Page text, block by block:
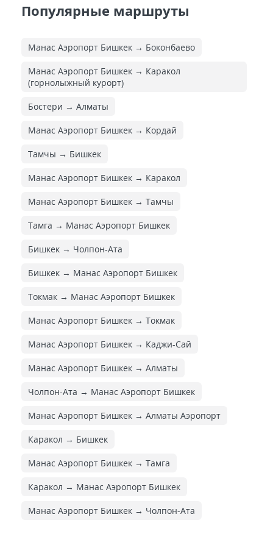
Популярные маршруты
Манас Аэропорт Бишкек → Боконбаево
Манас Аэропорт Бишкек → Каракол
(горнолыжный курорт)
Бостери → Алматы
Манас Аэропорт Бишкек → Кордай
Тамчы → Бишкек
Манас Аэропорт Бишкек → Каракол
Манас Аэропорт Бишкек → Тамчы
Тамга → Манас Аэропорт Бишкек
Бишкек → Чолпон-Ата
Бишкек → Манас Аэропорт Бишкек
Токмак → Манас Аэропорт Бишкек
Манас Аэропорт Бишкек → Токмак
Манас Аэропорт Бишкек → Каджи-Сай
Манас Аэропорт Бишкек → Алматы
Чолпон-Ата → Манас Аэропорт Бишкек
Манас Аэропорт Бишкек → Алматы Аэропорт
Каракол → Бишкек
Манас Аэропорт Бишкек → Тамга
Каракол → Манас Аэропорт Бишкек
Манас Аэропорт Бишкек → Чолпон-Ата